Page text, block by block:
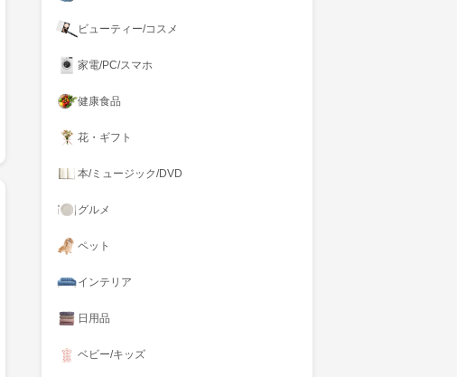
ビューティー/コスメ
家電/PC/スマホ
健康食品
花・ギフト
本/ミュージック/DVD
グルメ
ペット
インテリア
日用品
ベビー/キッズ